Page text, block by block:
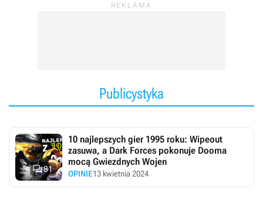
koncernu, np. EA Black Box, EA Gothenburg czy Criterion
Publicystyka
81
10 najlepszych gier 1995 roku: Wipeout
zasuwa, a Dark Forces pokonuje Dooma
mocą Gwiezdnych Wojen
OPINIE13 kwietnia 2024